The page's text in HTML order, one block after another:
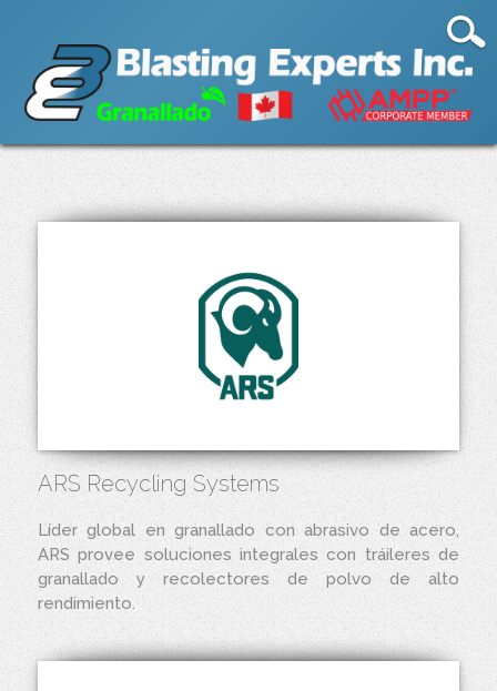
ARS Recycling Systems
Líder global en granallado con abrasivo de acero,
ARS provee soluciones integrales con tráileres de
granallado y recolectores de polvo de alto
rendimiento.